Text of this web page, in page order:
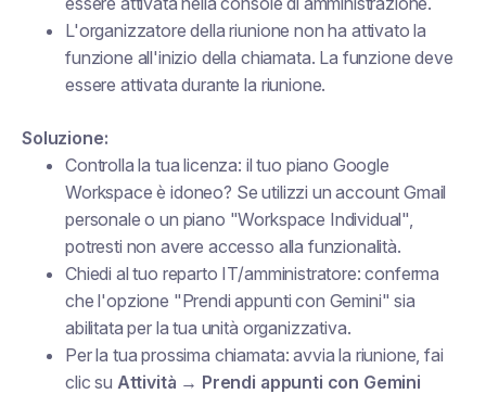
L'organizzatore della riunione non ha attivato la
funzione all'inizio della chiamata. La funzione deve
essere attivata durante la riunione.
Soluzione:
Controlla la tua licenza: il tuo piano Google
Workspace è idoneo? Se utilizzi un account Gmail
personale o un piano "Workspace Individual",
potresti non avere accesso alla funzionalità.
Chiedi al tuo reparto IT/amministratore: conferma
che l'opzione "Prendi appunti con Gemini" sia
abilitata per la tua unità organizzativa.
Per la tua prossima chiamata: avvia la riunione, fai
clic su Attività → Prendi appunti con Gemini